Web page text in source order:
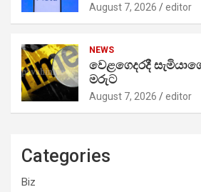
August 7, 2026 editor
NEWS
වෙළගෙදරදී
මරුට
August 7, 2026 editor
Categories
Biz